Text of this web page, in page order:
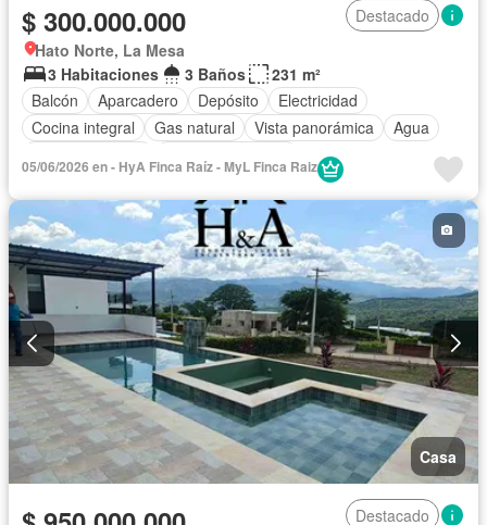
$ 300.000.000
Destacado
Hato Norte, La Mesa
3 Habitaciones
3 Baños
231 m²
Balcón
Aparcadero Depósito
Electricidad
Cocina integral
Gas natural Vista panorámica
Agua
05/06/2026 en - HyA Finca Raíz - MyL Finca Raiz
Casa
Destacado